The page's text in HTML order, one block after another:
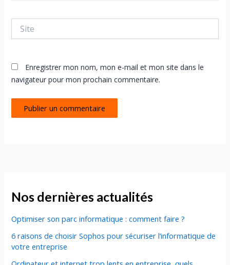
Enregistrer mon nom, mon e-mail et mon site dans le
navigateur pour mon prochain commentaire.
Nos dernières actualités
Optimiser son parc informatique : comment faire ?
6 raisons de choisir Sophos pour sécuriser l’informatique de
votre entreprise